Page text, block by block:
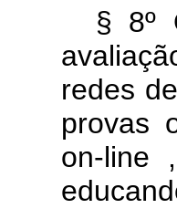
§ 8º
redes
provas
on-line